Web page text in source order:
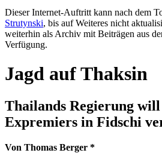
Dieser Internet-Auftritt kann nach dem
Strutynski, bis auf Weiteres nicht
weiterhin als Archiv mit Beiträgen aus
Verfügung.
Jagd auf Thaksin
Thailands Regierung will
Expremiers in Fidschi
Von Thomas Berger *